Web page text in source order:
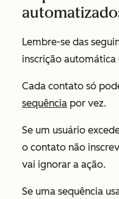
Lembre-se das
inscrição automática
Cada contato só
sequência por vez.
Se um usuário
o contato não
vai ignorar a ação.
Se uma sequência